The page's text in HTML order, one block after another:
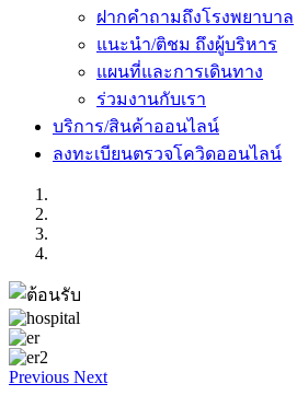
ฝากคำถามถึงโรงพยาบาล
แนะนำ/ติชม ถึงผู้บริหาร
แผนที่และการเดินทาง
ร่วมงานกับเรา
บริการ/สินค้าออนไลน์
ลงทะเบียนตรวจโควิดออนไลน์
Previous Next